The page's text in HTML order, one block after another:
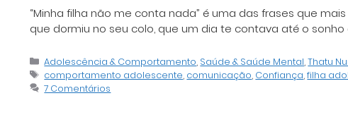
“Minha filha não me conta nada” é uma das frases que
que dormiu no seu colo, que um dia te contava até o
Categorias
Adolescência & Comportamento, Saúde & Saúde Mental,Thatu
Tags
comportamento adolescente, comunicação, Confiança,filha
7 Comentários